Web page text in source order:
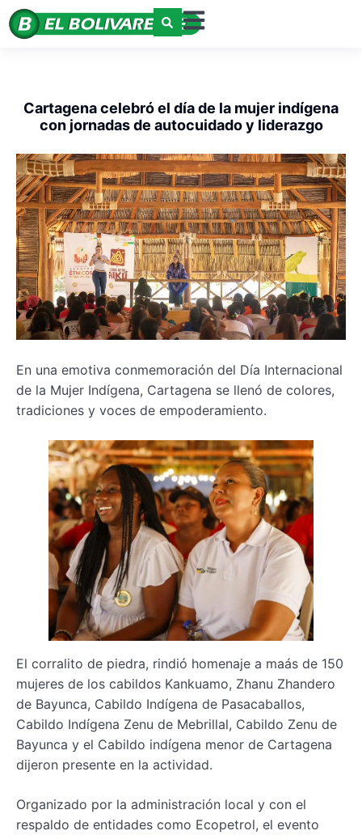
Cartagena celebró el día de la mujer indígena
con jornadas de autocuidado y liderazgo
En una emotiva conmemoración del Día Internacional
de la Mujer Indígena, Cartagena se llenó de colores,
tradiciones y voces de empoderamiento.
El corralito de piedra, rindió homenaje a maás de 150
mujeres de los cabildos Kankuamo, Zhanu Zhandero
de Bayunca, Cabildo Indígena de Pasacaballos,
Cabildo Indígena Zenu de Mebrillal, Cabildo Zenu de
Bayunca y el Cabildo indígena menor de Cartagena
dijeron presente en la actividad.
Organizado por la administración local y con el
respaldo de entidades como Ecopetrol, el evento